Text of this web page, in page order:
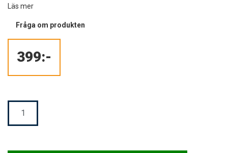
Läs mer
399:-
Mängd
Fråga om produkten